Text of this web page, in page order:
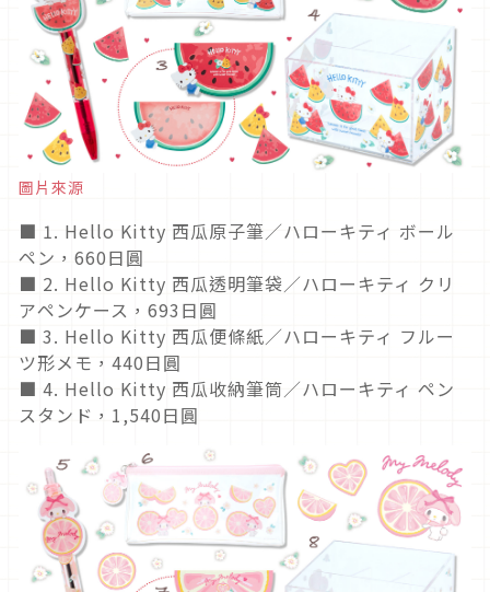
圖片來源
■ 1. Hello Kitty 西瓜原子筆／ハローキティ ボール
ペン，660日圓
■ 2. Hello Kitty 西瓜透明筆袋／ハローキティ クリ
アペンケース，693日圓
■ 3. Hello Kitty 西瓜便條紙／ハローキティ フルー
ツ形メモ，440日圓
■ 4. Hello Kitty 西瓜收納筆筒／ハローキティ ペン
スタンド，1,540日圓